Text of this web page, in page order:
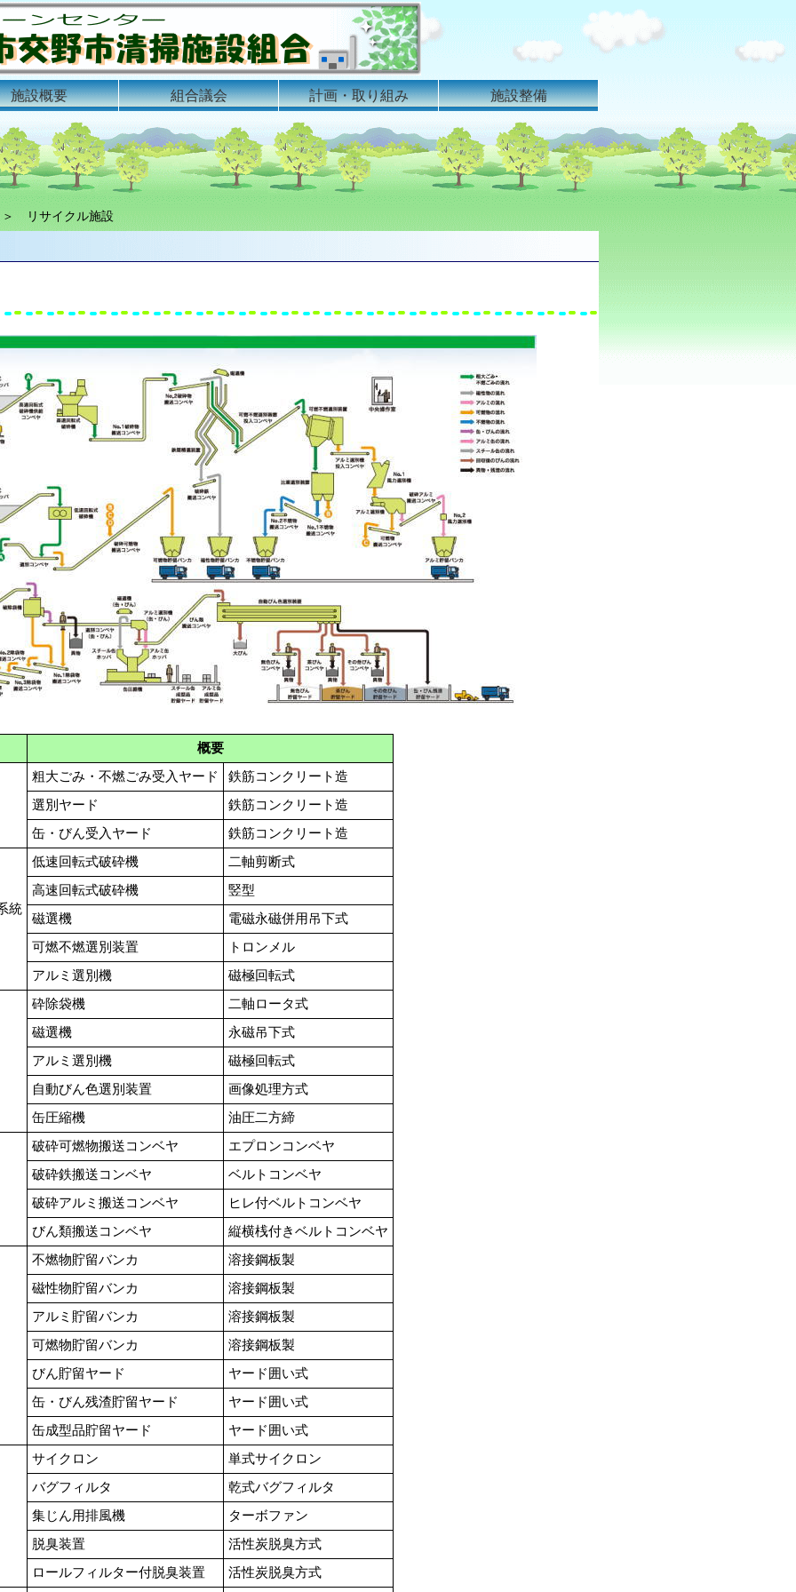
施設概要 組合議会 計画・取り組み 施設整備
リサイクル施設
概要
粗大ごみ・不燃ごみ受入ヤード
鉄筋コンクリート造
選別ヤード
鉄筋コンクリート造
缶・びん受入ヤード
鉄筋コンクリート造
統
低速回転式破砕機
二軸剪断式
高速回転式破砕機
竪型
磁選機
電磁永磁併用吊下式
可燃不燃選別装置
トロンメル
アルミ選別機
磁極回転式
砕除袋機
二軸ロータ式
磁選機
永磁吊下式
アルミ選別機
磁極回転式
自動びん色選別装置
画像処理方式
缶圧縮機
油圧二方締
破砕可燃物搬送コンベヤ
エプロンコンベヤ
破砕鉄搬送コンベヤ
ベルトコンベヤ
破砕アルミ搬送コンベヤ
ヒレ付ベルトコンベヤ
びん類搬送コンベヤ
縦横桟付きベルトコンベヤ
不燃物貯留バンカ
溶接鋼板製
磁性物貯留バンカ
溶接鋼板製
アルミ貯留バンカ
溶接鋼板製
可燃物貯留バンカ
溶接鋼板製
びん貯留ヤード
ヤード囲い式
缶・びん残渣貯留ヤード
ヤード囲い式
缶成型品貯留ヤード
ヤード囲い式
サイクロン
単式サイクロン
バグフィルタ
乾式バグフィルタ
集じん用排風機
ターボファン
脱臭装置
活性炭脱臭方式
ロールフィルター付脱臭装置
活性炭脱臭方式